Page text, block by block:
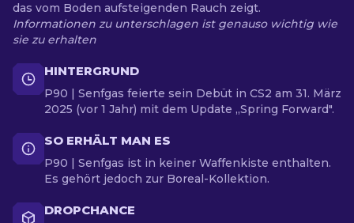
das vom Boden aufsteigenden Rauch zeigt.
Informationen zu unterschlagen ist genauso wichtig wie
sie zu erhalten
HINTERGRUND
P90 | Senfgas feierte sein Debüt in CS2 am 31. März
2025 (vor 1 Jahr) mit dem Update „Spring Forward".
SO ERHÄLT MAN ES
P90 | Senfgas ist in keiner Waffenkiste enthalten.
Es gehört jedoch zur Boreal-Kollektion.
DROPCHANCE